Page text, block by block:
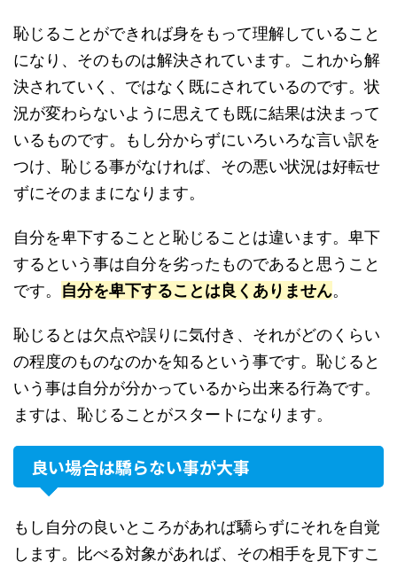
恥じることができれば身をもって理解していること
になり、そのものは解決されています。これから解
決されていく、ではなく既にされているのです。状
況が変わらないように思えても既に結果は決まって
いるものです。もし分からずにいろいろな言い訳を
つけ、恥じる事がなければ、その悪い状況は好転せ
ずにそのままになります。
自分を卑下することと恥じることは違います。卑下
するという事は自分を劣ったものであると思うこと
です。 自分を卑下することは良くありません。
恥じるとは欠点や誤りに気付き、それがどのくらい
の程度のものなのかを知るという事です。恥じると
いう事は自分が分かっているから出来る行為です。
ますは、恥じることがスタートになります。
良い場合は驕らない事が大事
もし自分の良いところがあれば驕らずにそれを自覚
します。比べる対象があれば、その相手を見下すこ